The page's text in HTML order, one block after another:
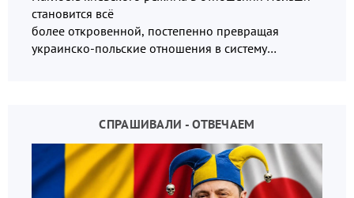
становится всё
более откровенной, постепенно превращая
украинско-польские отношения в систему
СПРАШИВАЛИ - ОТВЕЧАЕМ